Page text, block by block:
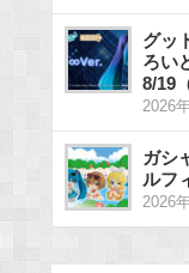
グッ
ろい
8/19
2026
ガシ
ルフ
2026